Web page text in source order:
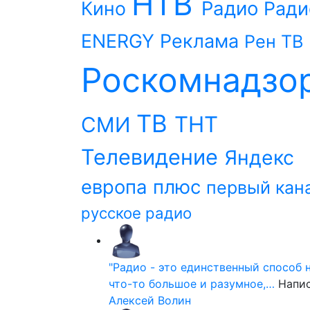
Кино
Радио
ENERGY Реклама Рен ТВ
СМИ ТВ ТНТ
Телевидение Яндекс
европа плюс первый
русское радио
"Радио - это единственный способ
что-то большое и разумное,…
Алексей Волин